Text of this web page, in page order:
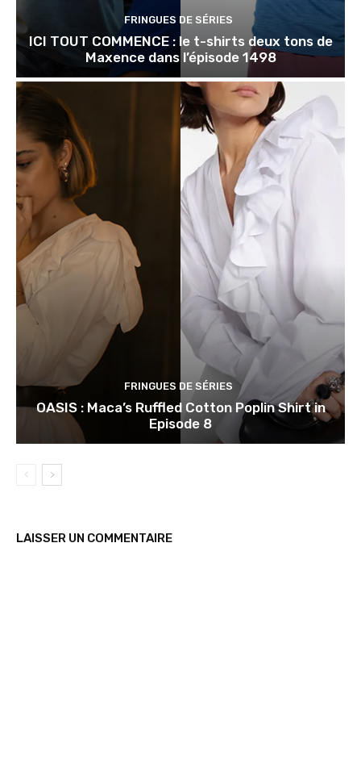
FRINGUES DE SÉRIES
ICI TOUT COMMENCE : le t-shirts deux tons de
Maxence dans l’épisode 1498
FRINGUES DE SÉRIES
OASIS : Maca’s Ruffled Cotton Poplin Shirt in
Episode 8
LAISSER UN COMMENTAIRE